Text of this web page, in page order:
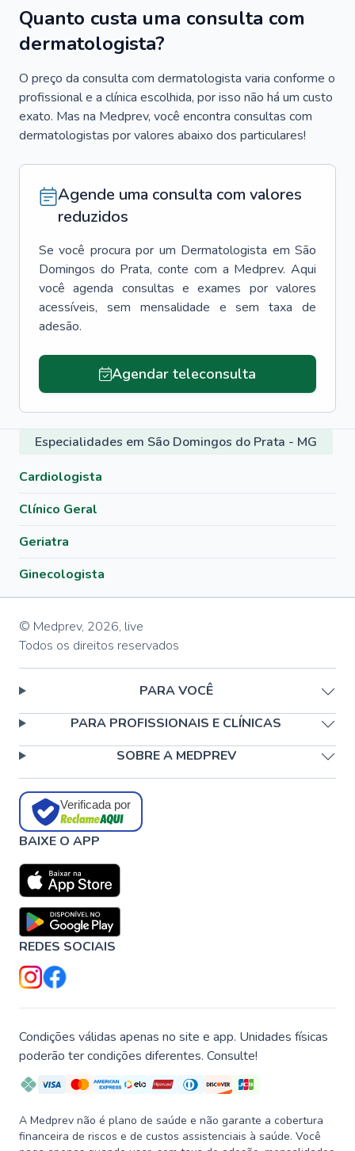
Quanto custa uma consulta com
dermatologista?
O preço da consulta com dermatologista varia conforme o
profissional e a clínica escolhida, por isso não há um custo
exato. Mas na Medprev, você encontra consultas com
dermatologistas por valores abaixo dos particulares!
Agende uma consulta com valores
reduzidos
Se você procura por um Dermatologista em São
Domingos do Prata, conte com a Medprev. Aqui
você agenda consultas e exames por valores
acessíveis, sem mensalidade e sem taxa de
adesão.
Agendar teleconsulta
Especialidades em São Domingos do Prata - MG
Cardiologista
Clínico Geral
Geriatra
Ginecologista
© Medprev, 2026, live
Todos os direitos reservados
PARA VOCÊ
PARA PROFISSIONAIS E CLÍNICAS
SOBRE A MEDPREV
Verificada por
BAIXE O APP
REDES SOCIAIS
Condições válidas apenas no site e app. Unidades físicas
poderão ter condições diferentes. Consulte!
A Medprev não é plano de saúde e não garante a cobertura
financeira de riscos e de custos assistenciais à saúde. Você